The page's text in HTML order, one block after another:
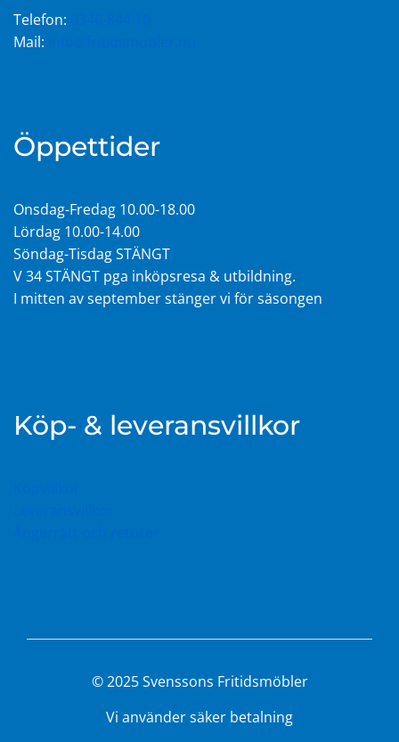
Telefon:
Mail:
Öppettider
Onsdag-Fredag 10.00-18.00
Lördag 10.00-14.00
Söndag-Tisdag STÄNGT
V 34 STÄNGT pga inköpsresa & utbildning.
I mitten av september stänger vi för säsongen
Köp- & leveransvillkor
© 2025 Svenssons Fritidsmöbler
Vi använder säker betalning